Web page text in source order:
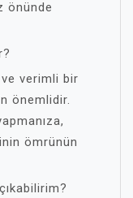
önünde
ve verimli bir
önemlidir.
ömrünün